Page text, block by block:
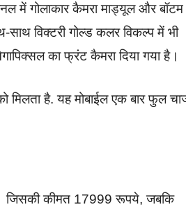
में गोलाकार कैमरा माड्यूल और
विक्टरी गोल्ड कलर विकल्प में भी
का फ्रंट कैमरा दिया गया है।
है. यह मोबाईल एक बार फुल
जिसकी कीमत 17999 रूपये, जबकि